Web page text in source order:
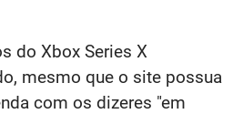
do Xbox Series X
mesmo que o site possua
com os dizeres "em